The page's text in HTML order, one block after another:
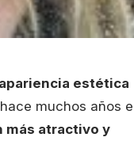
estética
muchos años
más atractivo y